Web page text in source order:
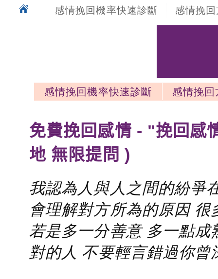
感情挽回機率快速診斷 感情挽
感情挽回機率快速診斷
感情挽
免費挽回感情 - "挽回感
地 無限提問 )
我認為人與人之間的紛爭
會理解對方所為的原因
若是多一分善意 多一點
對的人 不要輕言錯過你曾